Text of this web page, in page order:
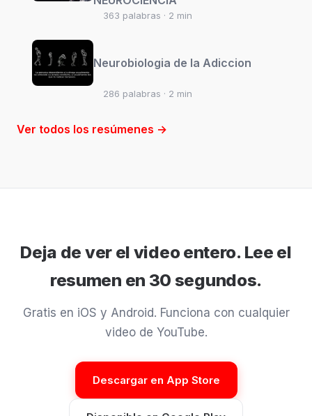
363 palabras · 2 min
Neurobiologia de la Adiccion
286 palabras · 2 min
Ver todos los resúmenes →
Deja de ver el video entero. Lee el
resumen en 30 segundos.
Gratis en iOS y Android. Funciona con cualquier
video de YouTube.
Descargar en App Store